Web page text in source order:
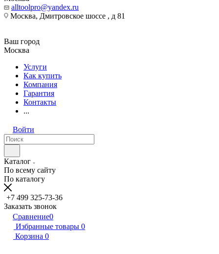
alltoolpro@yandex.ru
Москва, Дмитровское шоссе , д 81
Ваш город
Москва
Услуги
Как купить
Компания
Гарантия
Контакты
...
Войти
Каталог
По всему сайту
По каталогу
+7 499 325-73-36
Заказать звонок
Сравнение0
Избранные товары 0
Корзина 0